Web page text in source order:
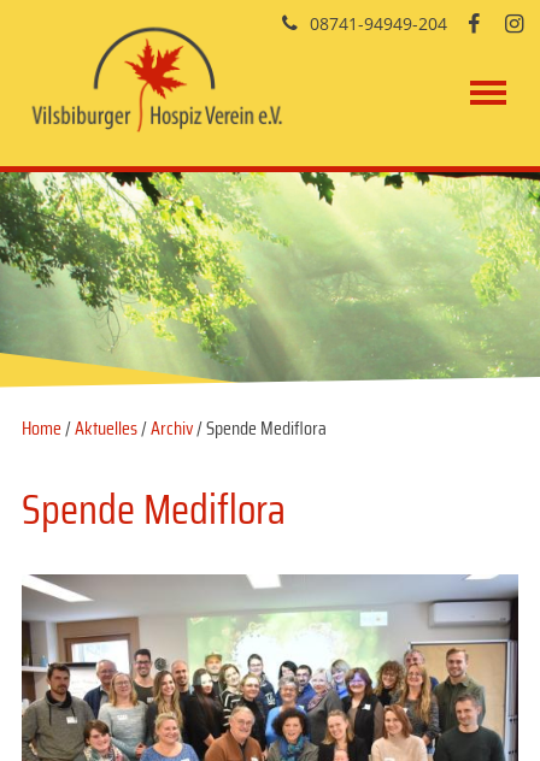
Home/Aktuelles/Archiv/ Spende Mediflora
Spende Mediflora
08741-94949-204  